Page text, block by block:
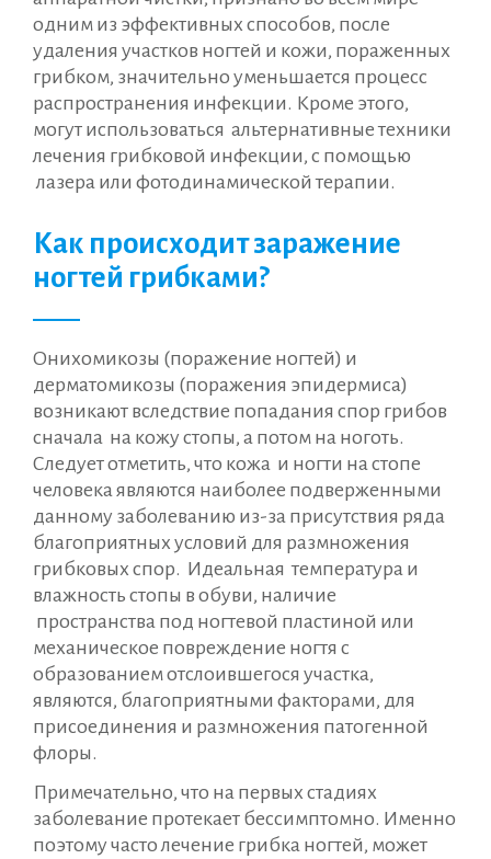
одним из эффективных способов, после
удаления участков ногтей и кожи, пораженных
грибком, значительно уменьшается процесс
распространения инфекции. Кроме этого,
могут использоваться альтернативные техники
лечения грибковой инфекции, с помощью
лазера или фотодинамической терапии.
Как происходит заражение
ногтей грибками?
Онихомикозы (поражение ногтей) и
дерматомикозы (поражения эпидермиса)
возникают вследствие попадания спор грибов
сначала на кожу стопы, а потом на ноготь.
Следует отметить, что кожа и ногти на стопе
человека являются наиболее подверженными
данному заболеванию из-за присутствия ряда
благоприятных условий для размножения
грибковых спор. Идеальная температура и
влажность стопы в обуви, наличие
пространства под ногтевой пластиной или
механическое повреждение ногтя с
образованием отслоившегося участка,
являются, благоприятными факторами, для
присоединения и размножения патогенной
флоры.
Примечательно, что на первых стадиях
заболевание протекает бессимптомно. Именно
поэтому часто лечение грибка ногтей, может